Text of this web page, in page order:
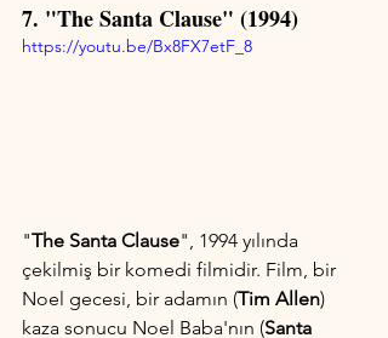
7. "The Santa Clause" (1994)
https://youtu.be/Bx8FX7etF_8
"The Santa Clause", 1994 yılında
çekilmiş bir komedi filmidir. Film, bir
Noel gecesi, bir adamın (Tim Allen)
kaza sonucu Noel Baba'nın (Santa